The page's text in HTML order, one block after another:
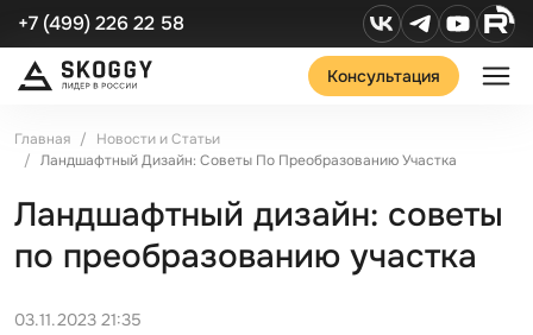
+7 (499) 226 22 58
Консультация
Главная
Новости и Статьи
Ландшафтный Дизайн: Советы По Преобразованию Участка
Ландшафтный дизайн: советы
по преобразованию участка
03.11.2023 21:35